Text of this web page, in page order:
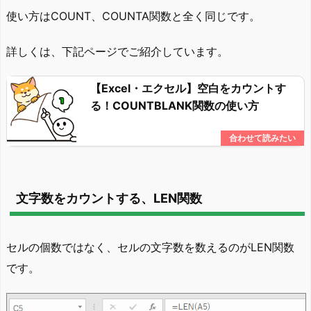
使い方はCOUNT、COUNTA関数と全く同じです。
詳しくは、下記ページでご紹介しています。
【Excel・エクセル】空白をカウントす
る！COUNTBLANK関数の使い方
文字数をカウントする、LEN関数
セルの個数ではなく、セルの文字数を数えるのがLEN関数
です。